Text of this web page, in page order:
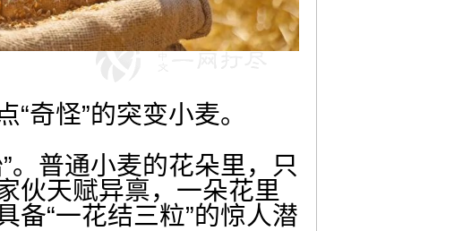
奇怪”的突变小麦。
。普通小麦的花朵里，只
伙天赋异禀，一朵花里
备“一花结三粒”的惊人潜